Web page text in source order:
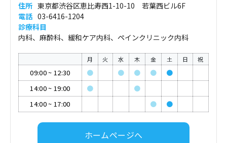
住所 東京都渋谷区恵比寿西1-10-10 若葉西ビル6F
電話 03-6416-1204
診療科目
内科、麻酔科、緩和ケア内科、ペインクリニック内科
月 火 水 木 金 土 日 祝
09:00~ 12:30 ● ● ● ●
●
14:00~ 19:00 ●
●
14:00~ 17:00 ● ●
ホームページへ